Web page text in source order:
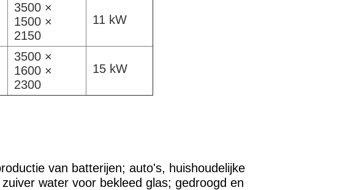
3500 ×
1500 ×
2150
11 kW
3500 ×
1600 ×
2300
15 kW
van batterijen; auto's, huishoudelijke
water voor bekleed glas; gedroogd en